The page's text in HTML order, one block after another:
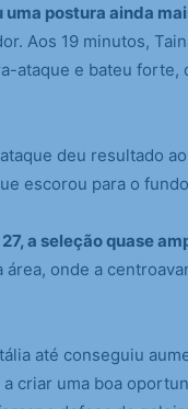
postura ainda
Aos 19 minutos,
ataque e bateu forte,
deu resultado
escorou para o
a seleção quase
onde a
até conseguiu
criar uma boa